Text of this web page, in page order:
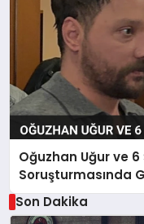
Oğuzhan Uğur ve
Soruşturmasında
Son Dakika